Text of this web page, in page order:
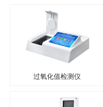
过氧化值检测仪